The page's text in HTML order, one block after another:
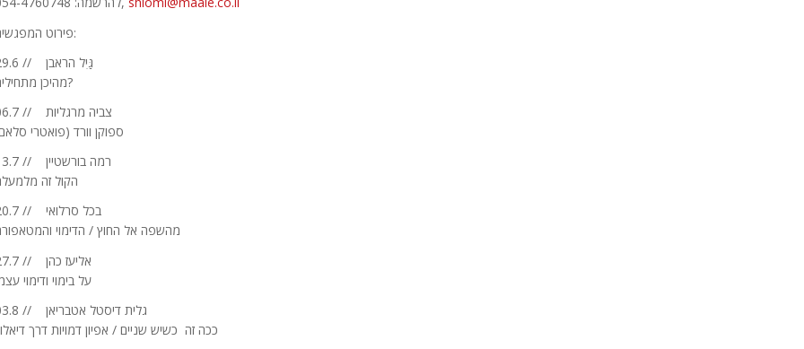
פירוט המפגשים:
מהיכן מתחילים?
ספוקן וורד (פואטרי
הקול זה
מהשפה אל החוץ / הדימוי
על בימוי ודימוי
ככה זה כשיש שניים / אפיון דמויות דרך